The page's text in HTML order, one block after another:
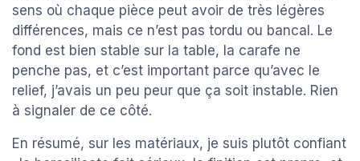
sens où chaque pièce peut avoir de très légères
différences, mais ce n’est pas tordu ou bancal. Le
fond est bien stable sur la table, la carafe ne
penche pas, et c’est important parce qu’avec le
relief, j’avais un peu peur que ça soit instable. Rien
à signaler de ce côté.
En résumé, sur les matériaux, je suis plutôt confiant